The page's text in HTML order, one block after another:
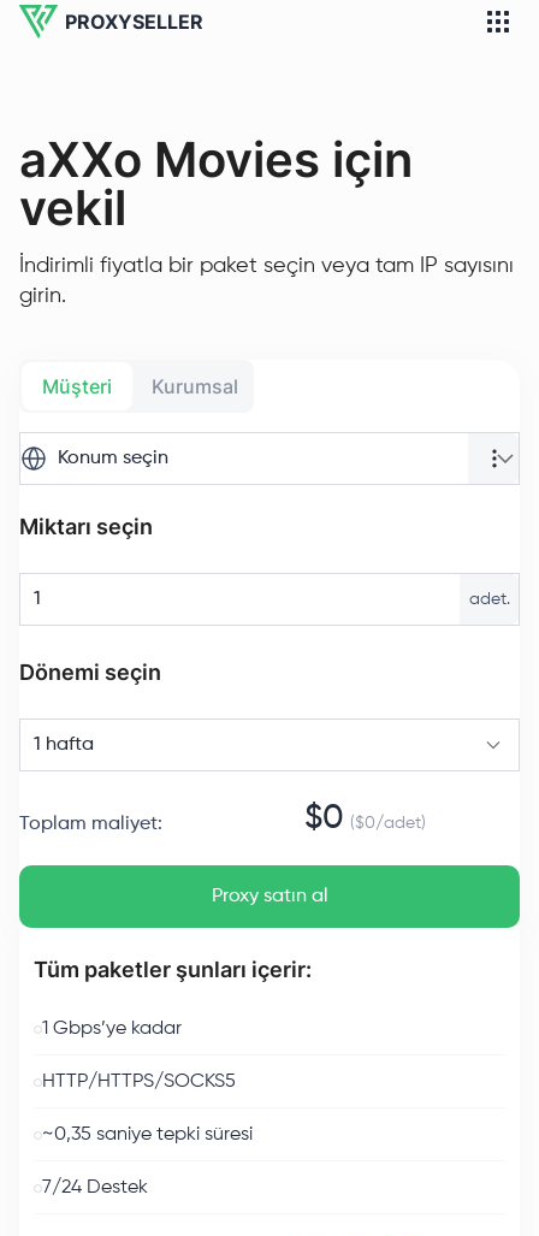
PROXYSELLER
aXXo Movies için
vekil
İndirimli fiyatla bir paket seçin veya tam IP sayısını
girin.
Müşteri Kurumsal
Konum seçin
Miktarı seçin
adet.
Dönemi seçin
1 hafta
Toplam maliyet: $0 ($0/adet)
Proxy satın al
Tüm paketler şunları içerir:
1 Gbps’ye kadar
HTTP/HTTPS/SOCKS5
~0,35 saniye tepki süresi
7/24 Destek